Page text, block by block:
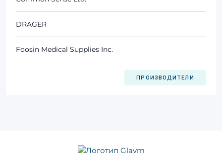
DRÄGER
Foosin Medical Supplies Inc.
ПРОИЗВОДИТЕЛИ